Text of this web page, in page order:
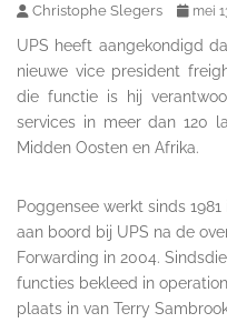
Christophe Slegers mei
UPS heeft aangekondigd
nieuwe vice president
die functie is hij
services in meer dan 120
Midden Oosten en Afrika.
Poggensee werkt sinds
aan boord bij UPS na de
Forwarding in 2004.
functies bekleed in
plaats in van Terry